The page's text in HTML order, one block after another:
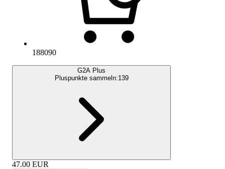
188090
G2A Plus
Pluspunkte sammeln:139
47.00 EUR